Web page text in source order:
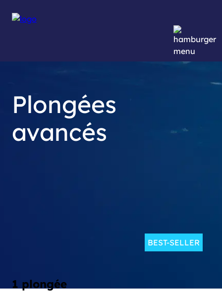
Plongées
avancés
BEST-SELLER
1 plongée